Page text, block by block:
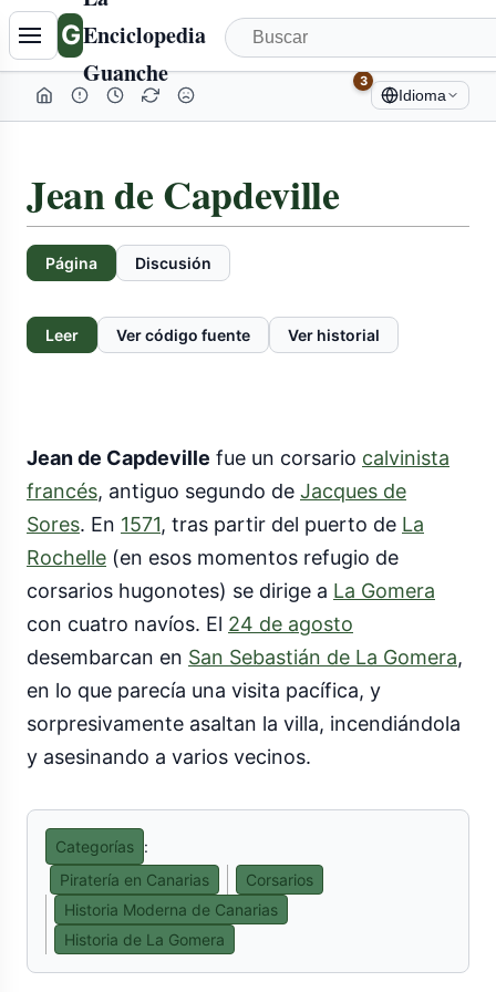
GEnciclopedia
Guanche
3
Idioma
Jean de Capdeville
Página Discusión
Leer Ver código fuente Ver historial
Jean de Capdeville fue un corsario calvinista
francés, antiguo segundo de Jacques de
Sores. En 1571, tras partir del puerto de La
Rochelle (en esos momentos refugio de
corsarios hugonotes) se dirige a La Gomera
con cuatro navíos. El 24 de agosto
desembarcan en San Sebastián de La Gomera,
en lo que parecía una visita pacífica, y
sorpresivamente asaltan la villa, incendiándola
y asesinando a varios vecinos.
Categorías :
Piratería en Canarias
Corsarios
Historia Moderna de Canarias
Historia de La Gomera